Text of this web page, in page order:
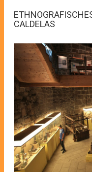
CALDELAS